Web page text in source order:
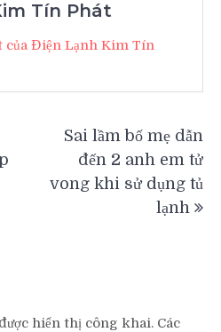
Tín Phát
của Điện Lạnh Kim Tín
Sai lầm bố mẹ dẫn
đến 2 anh em tử
vong khi sử dụng tủ
lạnh
hiển thị công khai. Các